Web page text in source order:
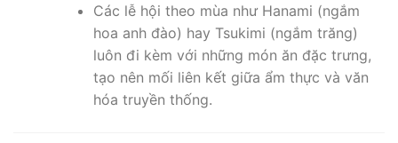
Các lễ hội theo mùa như Hanami (ngắm
hoa anh đào) hay Tsukimi (ngắm trăng)
luôn đi kèm với những món ăn đặc trưng,
tạo nên mối liên kết giữa ẩm thực và văn
hóa truyền thống.